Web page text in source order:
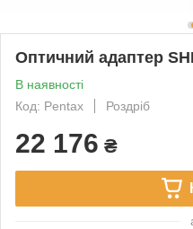
Оптичний адаптер
В наявності
Код: Pentax
Роздріб
22 176 ₴